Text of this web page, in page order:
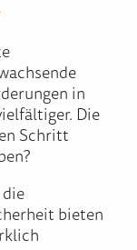
in
Die
Schritt
bieten